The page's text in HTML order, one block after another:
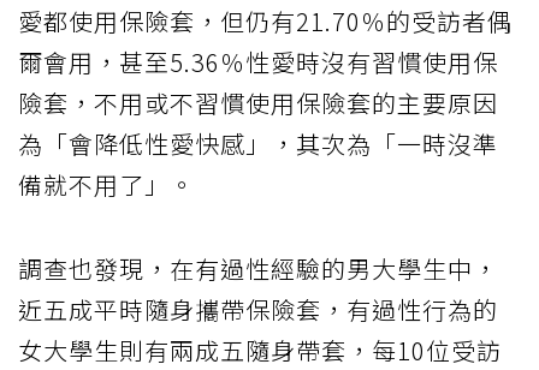
愛都使用保險套，但仍有21.70％的受訪者偶
爾會用，甚至5.36％性愛時沒有習慣使用保
險套，不用或不習慣使用保險套的主要原因
為「會降低性愛快感」，其次為「一時沒準
備就不用了」。
調查也發現，在有過性經驗的男大學生中，
近五成平時隨身攜帶保險套，有過性行為的
女大學生則有兩成五隨身帶套，每10位受訪